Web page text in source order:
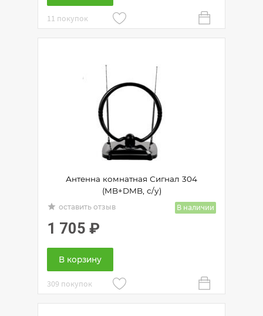
11 покупок
Антенна комнатная Сигнал 304
(MB+DMB, с/у)
grade оставить отзыв В наличии
1 705 ₽
В корзину
309 покупок